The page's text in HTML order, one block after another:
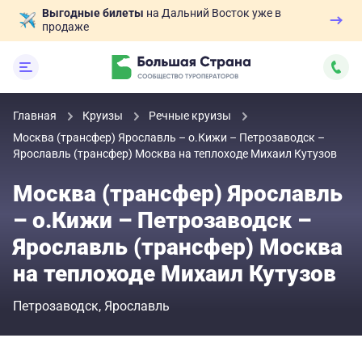
Выгодные билеты на Дальний Восток уже в
продаже
Главная Круизы
Речные круизы
Москва (трансфер) Ярославль – о.Кижи – Петрозаводск –
Ярославль (трансфер) Москва на теплоходе Михаил Кутузов
Москва (трансфер) Ярославль
– о.Кижи – Петрозаводск –
Ярославль (трансфер) Москва
на теплоходе Михаил Кутузов
Петрозаводск Ярославль